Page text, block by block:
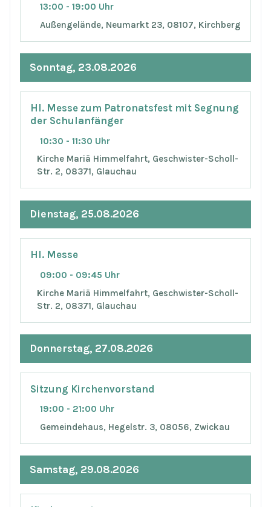
13:00 - 19:00 Uhr
Außengelände, Neumarkt 23, 08107, Kirchberg
Sonntag, 23.08.2026
Hl. Messe zum Patronatsfest mit Segnung
der Schulanfänger
10:30 - 11:30 Uhr
Kirche Mariä Himmelfahrt, Geschwister-Scholl-
Str. 2, 08371, Glauchau
Dienstag, 25.08.2026
Hl. Messe
09:00 - 09:45 Uhr
Kirche Mariä Himmelfahrt, Geschwister-Scholl-
Str. 2, 08371, Glauchau
Donnerstag, 27.08.2026
Sitzung Kirchenvorstand
19:00 - 21:00 Uhr
Gemeindehaus, Hegelstr. 3, 08056, Zwickau
Samstag, 29.08.2026